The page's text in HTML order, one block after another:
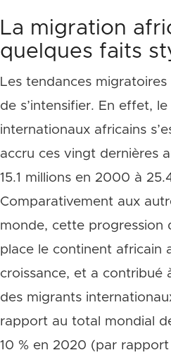
La migration
quelques faits
Les tendances
de s’intensifier. En effet,
internationaux africains
accru ces vingt dernières
15.1 millions en 2000 à
Comparativement aux
monde, cette progression
place le continent africain
croissance, et a contribué
des migrants
rapport au total mondial
10 % en 2020 (par